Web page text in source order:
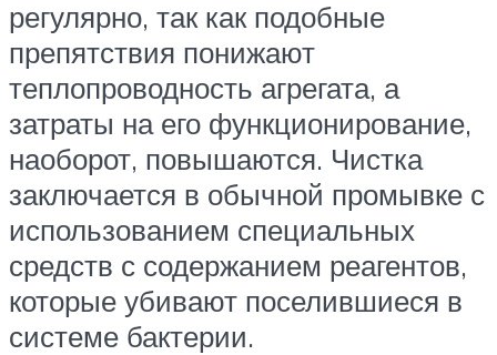
регулярно, так как подобные
препятствия понижают
теплопроводность агрегата, а
затраты на его функционирование,
наоборот, повышаются. Чистка
заключается в обычной промывке с
использованием специальных
средств с содержанием реагентов,
которые убивают поселившиеся в
системе бактерии.